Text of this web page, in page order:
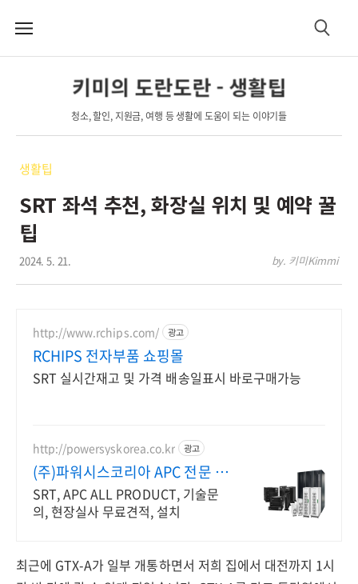
메
검
키미의 도란도란 - 생활팁
청소, 할인, 지원금, 여행 등 생활에 도움이 되는 이야기들
생활팁
SRT 좌석 추천, 화장실 위치 및 예약 꿀
팁
2024. 5. 21. by. 키미Kimmi
http://www.rchips.com/ 광고
RCHIPS 전자부품 쇼핑몰
SRT 실시간재고 및 가격 배송일표시 바로구매가능
http://powersyskorea.co.kr 광고
(주)파워시스코리아 APC 전문 공
급파트너
SRT, APC ALL PRODUCT, 기술문
의, 현장실사 무료견적, 설치
최근에 GTX-A가 일부 개통하면서 저희 집에서 대전까지 1시